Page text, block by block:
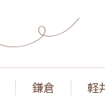
鎌倉 軽